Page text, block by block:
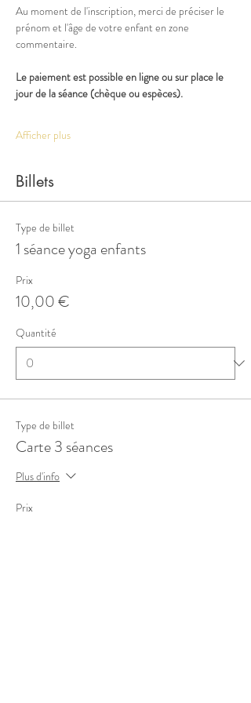
Au moment de l'inscription, merci de préciser le
prénom et l'âge de votre enfant en zone
commentaire.
Le paiement est possible en ligne ou sur place le
jour de la séance (chèque ou espèces).
Afficher plus
Billets
Type de billet
1 séance yoga enfants
Prix
10,00 €
Quantité
Type de billet
Carte 3 séances
Plus d'info
Prix